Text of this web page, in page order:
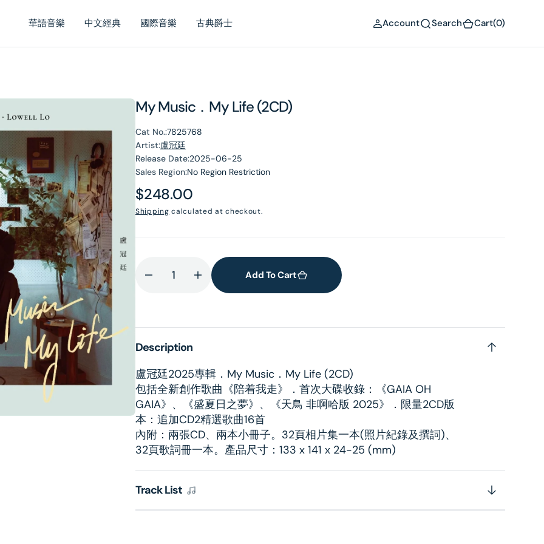
華語音樂 中文經典 國際音樂 古典爵士 Account Search Cart(0)
My Music．My Life (2CD)
Cat No.:7825768
Artist:盧冠廷
Release Date:2025-06-25
Sales Region:No Region Restriction
Regular
price
$248.00
Shipping calculated at checkout.
Decrease
My
Music．
My
Life
(2CD)
Increase
quantity
My
Life
(2CD)
Add To Cart
Description
盧冠廷2025專輯．My Music．My Life (2CD)
包括全新創作歌曲《陪着我走》．首次大碟收錄：《GAIA OH
GAIA》、《盛夏日之夢》、《天鳥 非啊哈版 2025》．限量2CD版
本：追加CD2精選歌曲16首
內附：兩張CD、兩本小冊子。32頁相片集一本(照片紀錄及撰詞)、
32頁歌詞冊一本。產品尺寸：133 x 141 x 24-25 (mm)
Track List